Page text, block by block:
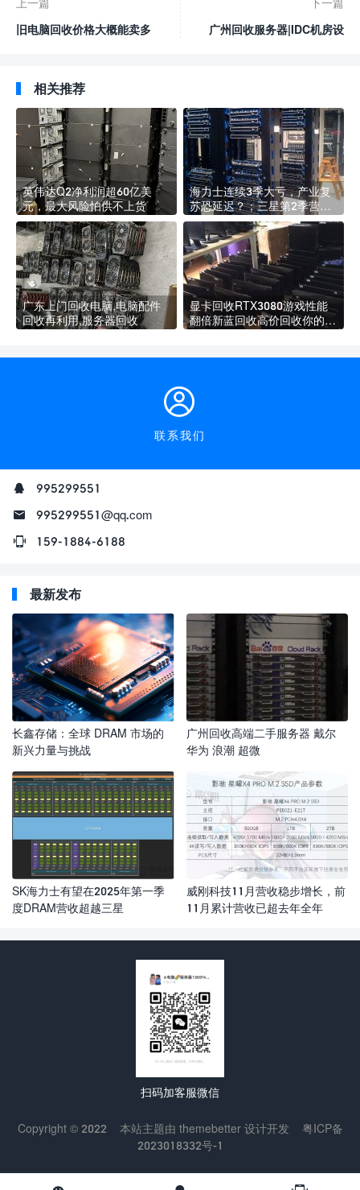
上一篇
旧电脑回收价格大概能卖多
下一篇
广州回收服务器|IDC机房设
相关推荐
英伟达Q2净利润超60亿美
元，最大风险怕供不上货
海力士连续3季大亏，产业复
苏恐延迟？；三星第2季营业
利润暴跌95% 下半年晶片恐
再减产，台厂松口气；台湾记
忆体厂 拚触底反弹
广东上门回收电脑,电脑配件
回收再利用,服务器回收
显卡回收RTX3080游戏性能
翻倍新蓝回收高价回收你的
联系我们
995299551
995299551@qq.com
159-1884-6188
最新发布
长鑫存储：全球 DRAM 市场的
新兴力量与挑战
广州回收高端二手服务器 戴尔
华为 浪潮 超微
SK海力士有望在2025年第一季
度DRAM营收超越三星
威刚科技11月营收稳步增长，前
11月累计营收已超去年全年
扫码加客服微信
Copyright © 2022 本站主题由 themebetter设计开发
粤ICP备
2023018332号-1